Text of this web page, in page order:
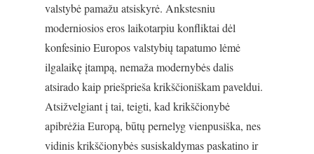
valstybė pamažu atsiskyrė. Ankstesniu
moderniosios eros laikotarpiu konfliktai dėl
konfesinio Europos valstybių tapatumo lėmė
ilgalaikę įtampą, nemaža modernybės dalis
atsirado kaip priešprieša krikščioniškam paveldui.
Atsižvelgiant į tai, teigti, kad krikščionybė
apibrėžia Europą, būtų pernelyg vienpusiška, nes
vidinis krikščionybės susiskaldymas paskatino ir